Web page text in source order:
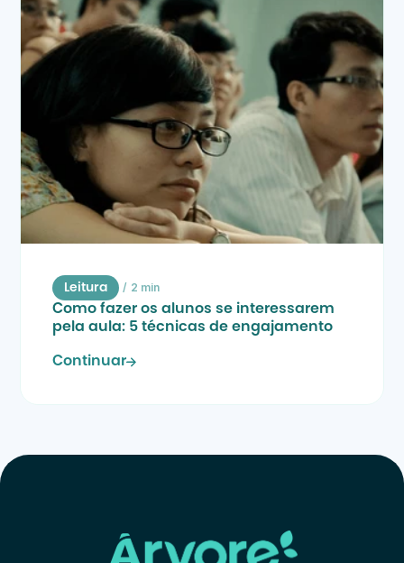
Leitura / 2 min
Como fazer os alunos se interessarem
pela aula: 5 técnicas de engajamento
Continuar